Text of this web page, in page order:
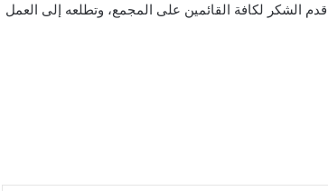
الشكر لكافة القائمين على المجمع، وتطلعه إلى العمل